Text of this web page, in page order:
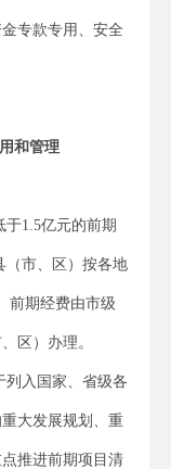
专款专用、安全
和管理
1.5亿元的前期
（市、区）按各地
前期经费由市级
区）办理。
列入国家、省级各
大发展规划、重
推进前期项目清